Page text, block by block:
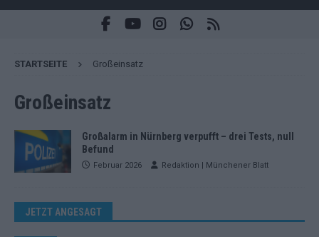
STARTSEITE Großeinsatz
Großeinsatz
Großalarm in Nürnberg verpufft – drei Tests, null
Befund
Februar 2026 Redaktion | Münchener Blatt
JETZT ANGESAGT